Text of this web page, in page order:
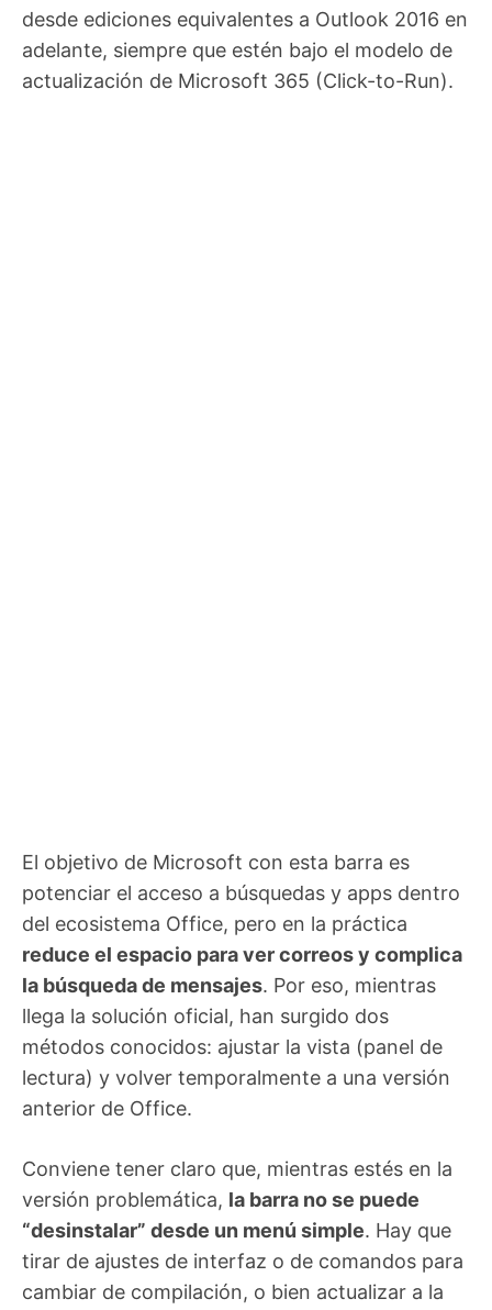
desde ediciones equivalentes a Outlook 2016 en
adelante, siempre que estén bajo el modelo de
actualización de Microsoft 365 (Click-to-Run).
El objetivo de Microsoft con esta barra es
potenciar el acceso a búsquedas y apps dentro
del ecosistema Office, pero en la práctica
reduce el espacio para ver correos y complica
la búsqueda de mensajes. Por eso, mientras
llega la solución oficial, han surgido dos
métodos conocidos: ajustar la vista (panel de
lectura) y volver temporalmente a una versión
anterior de Office.
Conviene tener claro que, mientras estés en la
versión problemática, la barra no se puede
“desinstalar” desde un menú simple. Hay que
tirar de ajustes de interfaz o de comandos para
cambiar de compilación, o bien actualizar a la